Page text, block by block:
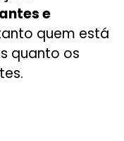
e
quem está
quanto os